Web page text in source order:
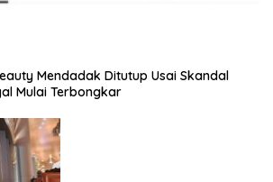
Mendadak Ditutup Usai Skandal
Mulai Terbongkar